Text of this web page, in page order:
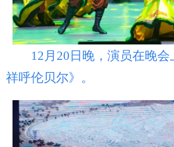
12月20日晚，演员在晚会
祥呼伦贝尔》。